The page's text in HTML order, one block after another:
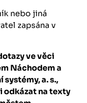
nebo jiná
zapsána v
ve věci
Náchodem a
a. s.,
odkázat na texty